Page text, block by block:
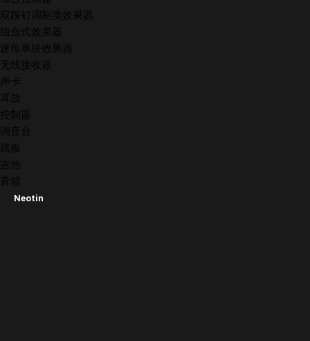
双踩钉调制类效果器
组合式效果器
迷你单块效果器
无线接收器
声卡
耳放
控制器
调音台
踏板
吉他
音箱
Neotin